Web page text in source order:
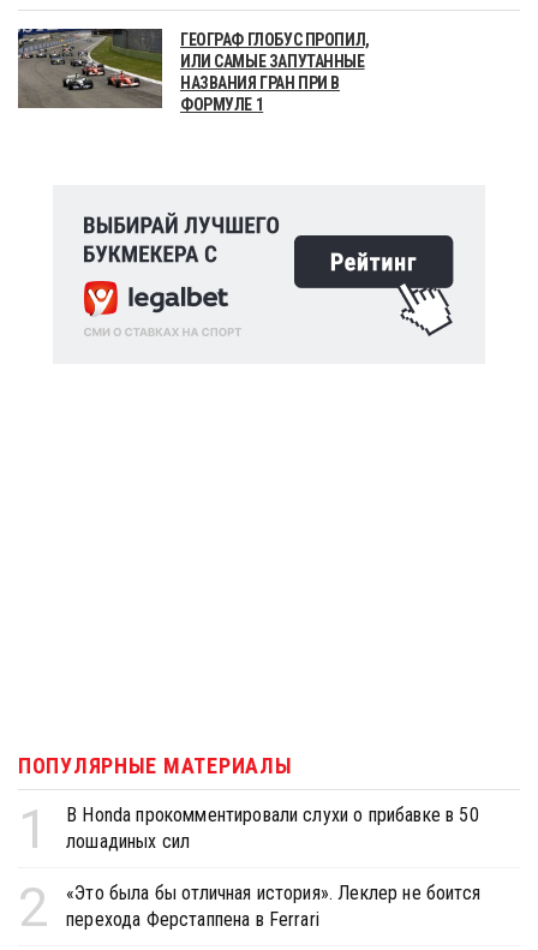
ГЕОГРАФ ГЛОБУС ПРОПИЛ,
ИЛИ САМЫЕ ЗАПУТАННЫЕ
НАЗВАНИЯ ГРАН ПРИ В
ФОРМУЛЕ 1
ПОПУЛЯРНЫЕ МАТЕРИАЛЫ
1
В Honda прокомментировали слухи о прибавке в 50
лошадиных сил
2
«Это была бы отличная история». Леклер не боится
перехода Ферстаппена в Ferrari